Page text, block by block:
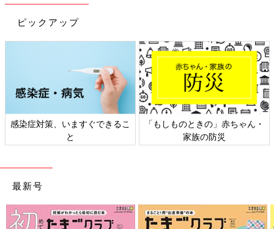
ピックアップ
、いますぐできるこ
「もしものときの」赤ちゃん・
日本外来
最新号